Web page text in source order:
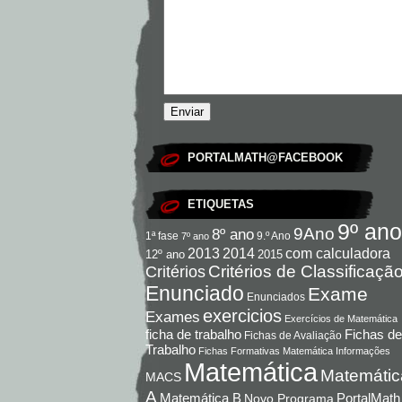
PORTALMATH@FACEBOOK
ETIQUETAS
1ª fase 7º ano 8º ano 9.º Ano 9Ano 9º ano
12º ano 2013 2014 2015 com calculadora
Critérios Critérios de
Enunciado Enunciados Exame
Exames exercicios Exercícios de Matemática
ficha de trabalho Fichas de Avaliação Fichas de
Trabalho Fichas Formativas Matemática Informações
MACS Matemática
A Matemática B Novo Programa PortalMath